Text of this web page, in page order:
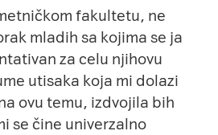
fakultetu, ne
mladih sa kojima se ja
za celu njihovu
utisaka koja mi dolazi
ovu temu, izdvojila bih
se čine univerzalno